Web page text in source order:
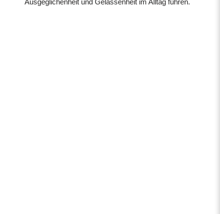
Ausgeglichenheit und Gelassenheit im Alltag führen.